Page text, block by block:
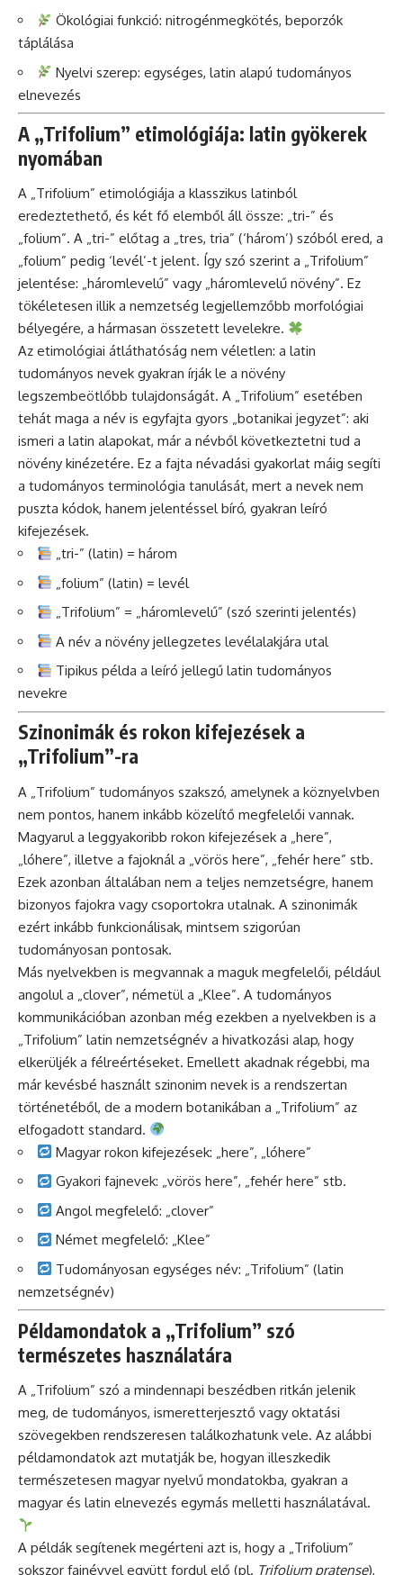
Ökológiai funkció: nitrogénmegkötés, beporzók
táplálása
Nyelvi szerep: egységes, latin alapú tudományos
elnevezés
A „Trifolium” etimológiája: latin gyökerek
nyomában
A „Trifolium” etimológiája a klasszikus latinból
eredeztethető, és két fő elemből áll össze: „tri-” és
„folium”. A „tri-” előtag a „tres, tria” (‘három’) szóból ered, a
„folium” pedig ‘levél’-t jelent. Így szó szerint a „Trifolium”
jelentése: „háromlevelű” vagy „háromlevelű növény”. Ez
tökéletesen illik a nemzetség legjellemzőbb morfológiai
bélyegére, a hármasan összetett levelekre.
Az etimológiai átláthatóság nem véletlen: a latin
tudományos nevek gyakran írják le a növény
legszembeötlőbb tulajdonságát. A „Trifolium” esetében
tehát maga a név is egyfajta gyors „botanikai jegyzet”: aki
ismeri a latin alapokat, már a névből következtetni tud a
növény kinézetére. Ez a fajta névadási gyakorlat máig segíti
a tudományos terminológia tanulását, mert a nevek nem
puszta kódok, hanem jelentéssel bíró, gyakran leíró
kifejezések.
„tri-” (latin) = három
„folium” (latin) = levél
„Trifolium” = „háromlevelű” (szó szerinti jelentés)
A név a növény jellegzetes levélalakjára utal
Tipikus példa a leíró jellegű latin tudományos
nevekre
Szinonimák és rokon kifejezések a
„Trifolium”-ra
A „Trifolium” tudományos szakszó, amelynek a köznyelvben
nem pontos, hanem inkább közelítő megfelelői vannak.
Magyarul a leggyakoribb rokon kifejezések a „here”,
„lóhere”, illetve a fajoknál a „vörös here”, „fehér here” stb.
Ezek azonban általában nem a teljes nemzetségre, hanem
bizonyos fajokra vagy csoportokra utalnak. A szinonimák
ezért inkább funkcionálisak, mintsem szigorúan
tudományosan pontosak.
Más nyelvekben is megvannak a maguk megfelelői, például
angolul a „clover”, németül a „Klee”. A tudományos
kommunikációban azonban még ezekben a nyelvekben is a
„Trifolium” latin nemzetségnév a hivatkozási alap, hogy
elkerüljék a félreértéseket. Emellett akadnak régebbi, ma
már kevésbé használt szinonim nevek is a rendszertan
történetéből, de a modern botanikában a „Trifolium” az
elfogadott standard.
Magyar rokon kifejezések: „here”, „lóhere”
Gyakori fajnevek: „vörös here”, „fehér here” stb.
Angol megfelelő: „clover”
Német megfelelő: „Klee”
Tudományosan egységes név: „Trifolium” (latin
nemzetségnév)
Példamondatok a „Trifolium” szó
természetes használatára
A „Trifolium” szó a mindennapi beszédben ritkán jelenik
meg, de tudományos, ismeretterjesztő vagy oktatási
szövegekben rendszeresen találkozhatunk vele. Az alábbi
példamondatok azt mutatják be, hogyan illeszkedik
természetesen magyar nyelvű mondatokba, gyakran a
magyar és latin elnevezés egymás melletti használatával.
A példák segítenek megérteni azt is, hogy a „Trifolium”
sokszor fajnévvel együtt fordul elő (pl. Trifolium pratense),